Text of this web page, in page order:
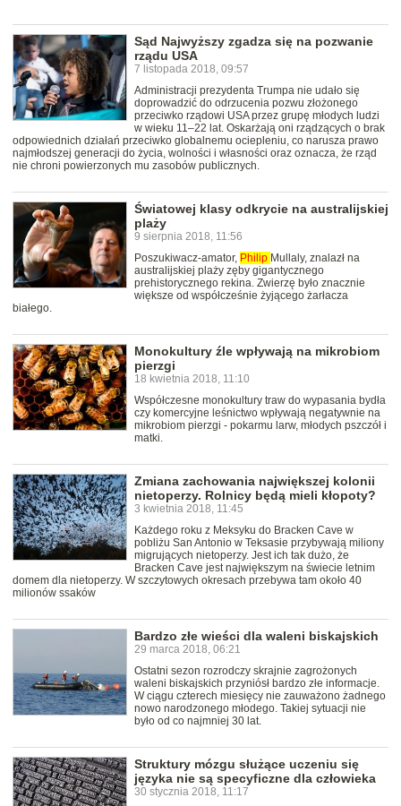
Sąd Najwyższy zgadza się na pozwanie
rządu USA
7 listopada 2018, 09:57
Administracji prezydenta Trumpa nie udało się
doprowadzić do odrzucenia pozwu złożonego
przeciwko rządowi USA przez grupę młodych ludzi
w wieku 11–22 lat. Oskarżają oni rządzących o brak
odpowiednich działań przeciwko globalnemu ociepleniu, co narusza prawo
najmłodszej generacji do życia, wolności i własności oraz oznacza, że rząd
nie chroni powierzonych mu zasobów publicznych.
Światowej klasy odkrycie na australijskiej
plaży
9 sierpnia 2018, 11:56
Poszukiwacz-amator, Philip Mullaly, znalazł na
australijskiej plaży zęby gigantycznego
prehistorycznego rekina. Zwierzę było znacznie
większe od współcześnie żyjącego żarłacza
białego.
Monokultury źle wpływają na mikrobiom
pierzgi
18 kwietnia 2018, 11:10
Współczesne monokultury traw do wypasania bydła
czy komercyjne leśnictwo wpływają negatywnie na
mikrobiom pierzgi - pokarmu larw, młodych pszczół i
matki.
Zmiana zachowania największej kolonii
nietoperzy. Rolnicy będą mieli kłopoty?
3 kwietnia 2018, 11:45
Każdego roku z Meksyku do Bracken Cave w
pobliżu San Antonio w Teksasie przybywają miliony
migrujących nietoperzy. Jest ich tak dużo, że
Bracken Cave jest największym na świecie letnim
domem dla nietoperzy. W szczytowych okresach przebywa tam około 40
milionów ssaków
Bardzo złe wieści dla waleni biskajskich
29 marca 2018, 06:21
Ostatni sezon rozrodczy skrajnie zagrożonych
waleni biskajskich przyniósł bardzo złe informacje.
W ciągu czterech miesięcy nie zauważono żadnego
nowo narodzonego młodego. Takiej sytuacji nie
było od co najmniej 30 lat.
Struktury mózgu służące uczeniu się
języka nie są specyficzne dla człowieka
30 stycznia 2018, 11:17